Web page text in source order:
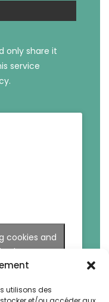
utilisons des
only share it
service
cookies and